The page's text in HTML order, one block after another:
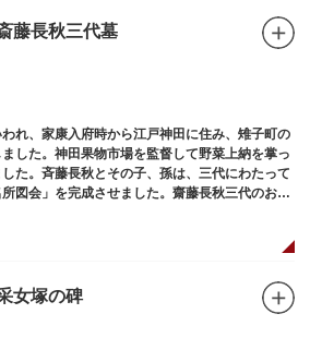
藤長秋三代墓
れ、家康入府時から江戸神田に住み、雉子町の
した。神田果物市場を監督して野菜上納を掌っ
た。斉藤長秋とその子、孫は、三代にわたって
図会」を完成させました。齋藤長秋三代のお墓
ります。
女塚の碑